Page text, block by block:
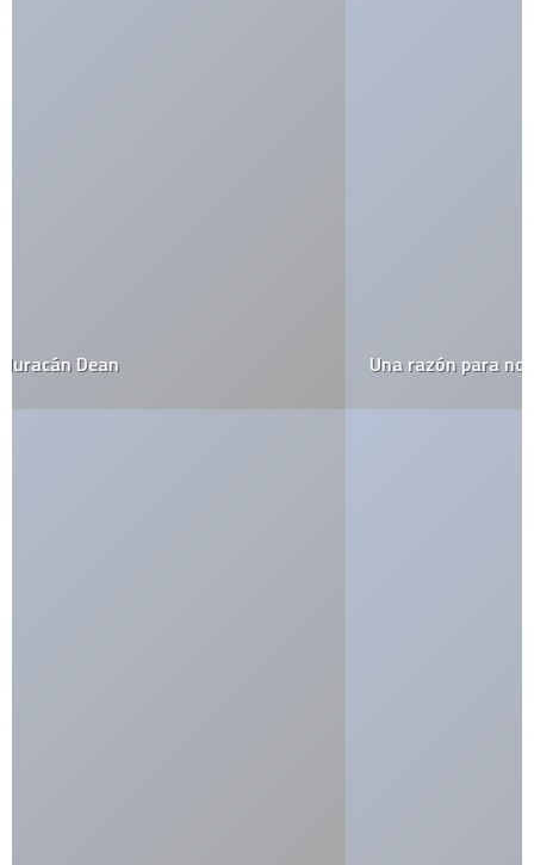
Una razón para no comprar camisas piratas